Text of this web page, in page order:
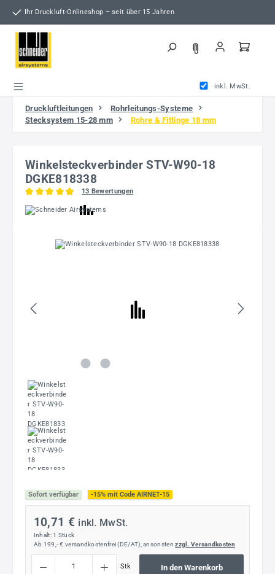
Zum Hauptinhalt springen
Ihr Druckluft-Onlineshop – seit über 15 Jahren
inkl. MwSt.
Druckluftleitungen
Rohrleitungs-Systeme
Stecksystem 15-28 mm
Rohre & Fittinge 18 mm
Winkelsteckverbinder STV-W90-18
DGKE818338
Durchschnittliche Bewertung von 4.96 von 5 Sternen
13 Bewertungen
Bildergalerie überspringen
Sofort verfügbar -15% mit Code AIRNET-15
10,71 € inkl. MwSt.
Inhalt: 1 Stück
Ab 199,- € versandkostenfrei (DE/AT), ansonstenzzgl. Versandkosten
Stk In den Warenkorb